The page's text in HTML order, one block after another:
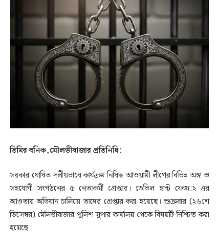
তিমির বনিক,মৌলভীবাজার প্রতিনিধি:
সরকার ঘোষিত দলীয়ভাবে কার্যক্রম নিষিদ্ধ আওয়ামী লীগের বিভিন্ন অঙ্গ ও
সহযোগী সংগঠনের ৫ নেতাকর্মী গ্রেপ্তার। ডেভিল হান্ট ফেজ:২ এর
আওতায় অভিযান চালিয়ে তাদের গ্রেপ্তার করা হয়েছে। শুক্রবার (২৬শে
ডিসেম্বর) মৌলভীবাজার পুলিশ সুপার কার্যালয় থেকে বিষয়টি নিশ্চিত করা
হয়েছে।